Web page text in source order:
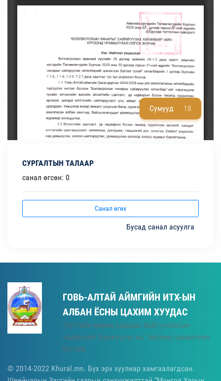
Сумууд 18
СУРГАЛТЫН ТАЛААР
санал өгсөн: 0
Санал өгөх
Бусад санал асуулга
ГОВЬ-АЛТАЙ АЙМГИЙН ИТХ-ЫН
АЛБАН ЁСНЫ ЦАХИМ ХУУДАС
"Нутгийн өөрөө удирдах байгууллагын
чадавхийг бэхжүүлэх нь" төслөөс санаачлан
бүтээв.
© 2014-2022 Khural.mn. Бүх эрх хуулиар хамгаалагдсан.